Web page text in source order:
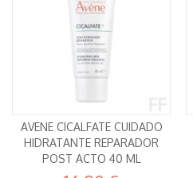
AVENE CICALFATE CUIDADO
HIDRATANTE REPARADOR
POST ACTO 40 ML